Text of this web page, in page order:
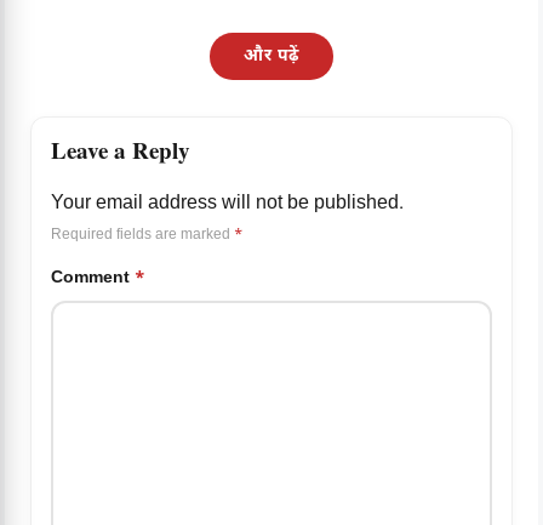
और पढ़ें
Leave a Reply
Your email address will not be published.
Required fields are marked *
Comment *